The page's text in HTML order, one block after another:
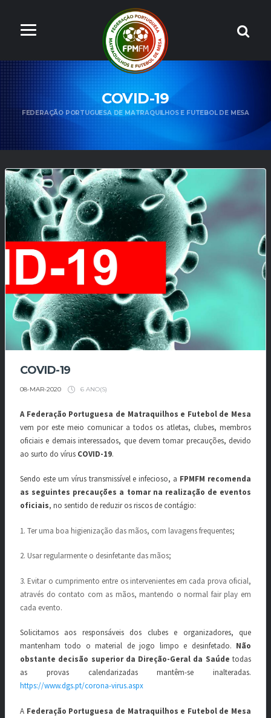
COVID-19
FEDERAÇÃO PORTUGUESA DE MATRAQUILHOS E FUTEBOL DE MESA
COVID-19
08-MAR-2020 6 ANO(S)
A Federação Portuguesa de Matraquilhos e Futebol de Mesa
vem por este meio comunicar a todos os atletas, clubes, membros
oficiais e demais interessados, que devem tomar precauções, devido
ao surto do vírus COVID-19.
Sendo este um vírus transmissível e infecioso, a FPMFM recomenda
as seguintes precauções a tomar na realização de eventos
oficiais, no sentido de reduzir os riscos de contágio:
1. Ter uma boa higienização das mãos, com lavagens frequentes;
2. Usar regularmente o desinfetante das mãos;
3. Evitar o cumprimento entre os intervenientes em cada prova oficial,
através do contato com as mãos, mantendo o normal fair play em
cada evento.
Solicitamos aos responsáveis dos clubes e organizadores, que
mantenham todo o material de jogo limpo e desinfetado. Não
obstante decisão superior da Direção-Geral da Saúde todas
as provas calendarizadas mantêm-se inalteradas.
https://www.dgs.pt/corona-virus.aspx
A Federação Portuguesa de Matraquilhos e Futebol de Mesa